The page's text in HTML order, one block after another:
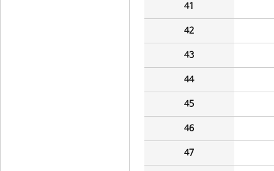
41
42
43
44
45
46
47